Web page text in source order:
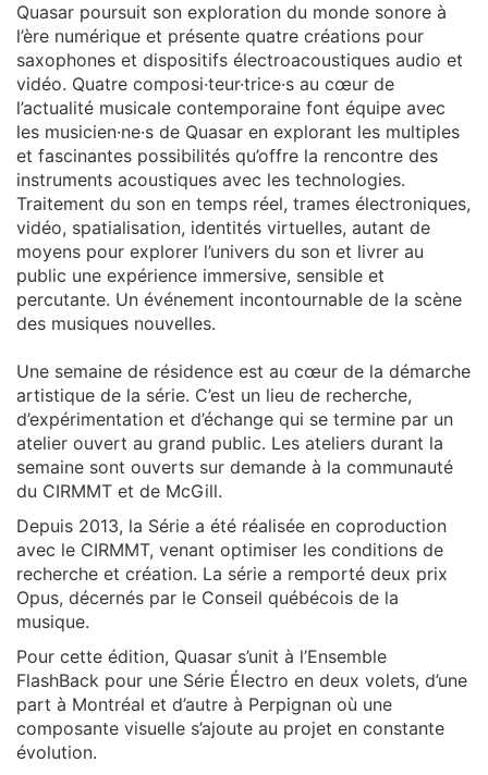
Quasar poursuit son exploration du monde sonore à
l’ère numérique et présente quatre créations pour
saxophones et dispositifs électroacoustiques audio et
vidéo. Quatre composi·teur·trice·s au cœur de
l’actualité musicale contemporaine font équipe avec
les musicien·ne·s de Quasar en explorant les multiples
et fascinantes possibilités qu’offre la rencontre des
instruments acoustiques avec les technologies.
Traitement du son en temps réel, trames électroniques,
vidéo, spatialisation, identités virtuelles, autant de
moyens pour explorer l’univers du son et livrer au
public une expérience immersive, sensible et
percutante. Un événement incontournable de la scène
des musiques nouvelles.
Une semaine de résidence est au cœur de la démarche
artistique de la série. C’est un lieu de recherche,
d’expérimentation et d’échange qui se termine par un
atelier ouvert au grand public. Les ateliers durant la
semaine sont ouverts sur demande à la communauté
du CIRMMT et de McGill.
Depuis 2013, la Série a été réalisée en coproduction
avec le CIRMMT, venant optimiser les conditions de
recherche et création. La série a remporté deux prix
Opus, décernés par le Conseil québécois de la
musique.
Pour cette édition, Quasar s’unit à l’Ensemble
FlashBack pour une Série Électro en deux volets, d’une
part à Montréal et d’autre à Perpignan où une
composante visuelle s’ajoute au projet en constante
évolution.